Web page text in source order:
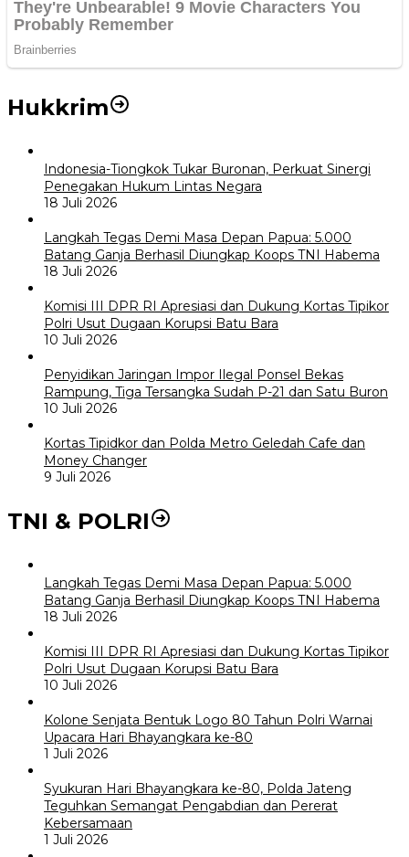
Hukkrim
Indonesia-Tiongkok Tukar Buronan, Perkuat Sinergi
Penegakan Hukum Lintas Negara
18 Juli 2026
Langkah Tegas Demi Masa Depan Papua: 5.000
Batang Ganja Berhasil Diungkap Koops TNI Habema
18 Juli 2026
Komisi III DPR RI Apresiasi dan Dukung Kortas Tipikor
Polri Usut Dugaan Korupsi Batu Bara
10 Juli 2026
Penyidikan Jaringan Impor Ilegal Ponsel Bekas
Rampung, Tiga Tersangka Sudah P-21 dan Satu Buron
10 Juli 2026
Kortas Tipidkor dan Polda Metro Geledah Cafe dan
Money Changer
9 Juli 2026
TNI & POLRI
Langkah Tegas Demi Masa Depan Papua: 5.000
Batang Ganja Berhasil Diungkap Koops TNI Habema
18 Juli 2026
Komisi III DPR RI Apresiasi dan Dukung Kortas Tipikor
Polri Usut Dugaan Korupsi Batu Bara
10 Juli 2026
Kolone Senjata Bentuk Logo 80 Tahun Polri Warnai
Upacara Hari Bhayangkara ke-80
1 Juli 2026
Syukuran Hari Bhayangkara ke-80, Polda Jateng
Teguhkan Semangat Pengabdian dan Pererat
Kebersamaan
1 Juli 2026